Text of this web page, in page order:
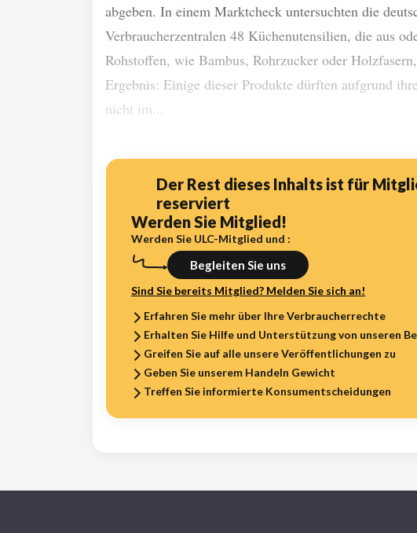
abgeben. In einem Marktcheck untersuchten die
Verbraucherzentralen 48 Küchenutensilien, die aus
Rohstoffen, wie Bambus, Rohrzucker oder
Ergebnis: Einige dieser Produkte dürften aufgrund
nicht im...
Der Rest dieses Inhalts ist für
reserviert
Werden Sie Mitglied!
Werden Sie ULC-Mitglied und :
Begleiten Sie uns
Sind Sie bereits Mitglied? Melden Sie sich an!
Erfahren Sie mehr über Ihre Verbraucherrechte
Erhalten Sie Hilfe und Unterstützung von unseren
Greifen Sie auf alle unsere Veröffentlichungen zu
Geben Sie unserem Handeln Gewicht
Treffen Sie informierte Konsumentscheidungen